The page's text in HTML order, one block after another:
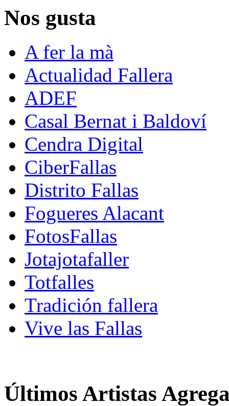
Nos gusta
A fer la mà
Actualidad Fallera
ADEF
Casal Bernat i Baldoví
Cendra Digital
CiberFallas
Distrito Fallas
Fogueres Alacant
FotosFallas
Jotajotafaller
Totfalles
Tradición fallera
Vive las Fallas
Últimos Artistas